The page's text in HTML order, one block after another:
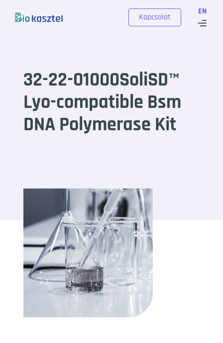
EN
Kapcsolat
32-22-01000SoliSD™
Lyo-compatible Bsm
DNA Polymerase Kit